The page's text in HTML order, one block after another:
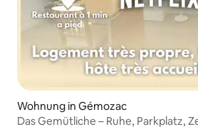
Wohnung in Gémozac
Das Gemütliche – Ruhe, Parkplatz,